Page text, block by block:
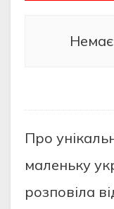
Про
маленьку
розповіла